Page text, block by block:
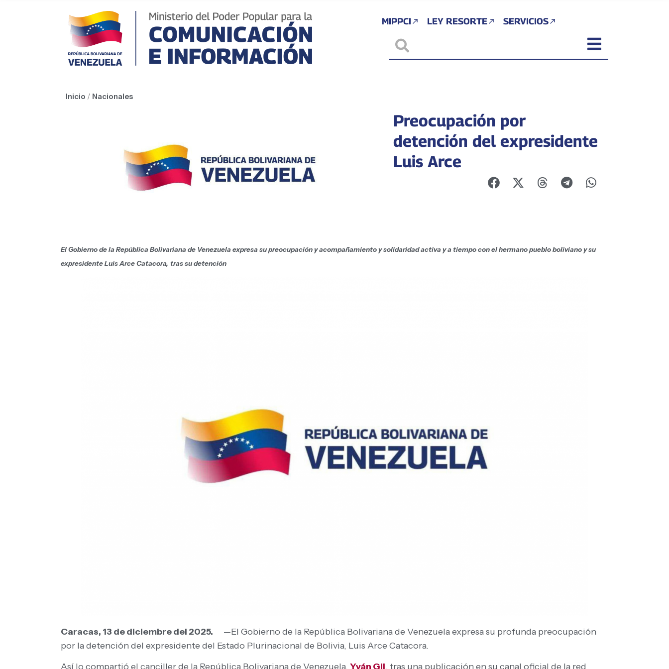
MIPPCI LEY RESORTE SERVICIOS
Inicio / Nacionales
Preocupación por
detención del expresidente
Luis Arce
El Gobierno de la República Bolivariana de Venezuela expresa su preocupación y acompañamiento y solidaridad activa y a tiempo con el hermano pueblo boliviano y su
expresidente Luis Arce Catacora, tras su detención
Caracas, 13 de diciembre del 2025. —El Gobierno de la República Bolivariana de Venezuela expresa su profunda preocupación
por la detención del expresidente del Estado Plurinacional de Bolivia, Luis Arce Catacora.
Así lo compartió el canciller de la República Bolivariana de Venezuela, Yván Gil, tras una publicación en su canal oficial de la red